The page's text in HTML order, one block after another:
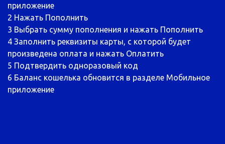
приложение
2 Нажать Пополнить
3 Выбрать сумму пополнения и нажать Пополнить
4 Заполнить реквизиты карты, с которой будет
произведена оплата и нажать Оплатить
5 Подтвердить одноразовый код
6 Баланс кошелька обновится в разделе Мобильное
приложение